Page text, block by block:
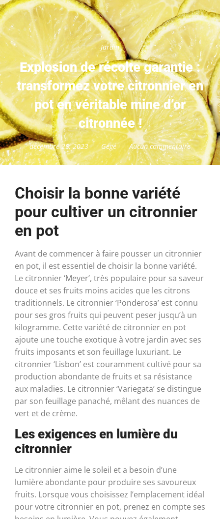
Jardin
Explosion de récolte garantie :
transformez votre citronnier en
pot en véritable mine d’or
citronnée !
décembre 25, 2023 Gégé Aucun commentaire
Choisir la bonne variété
pour cultiver un citronnier
en pot
Avant de commencer à faire pousser un citronnier
en pot, il est essentiel de choisir la bonne variété.
Le citronnier ‘Meyer’, très populaire pour sa saveur
douce et ses fruits moins acides que les citrons
traditionnels. Le citronnier ‘Ponderosa’ est connu
pour ses gros fruits qui peuvent peser jusqu’à un
kilogramme. Cette variété de citronnier en pot
ajoute une touche exotique à votre jardin avec ses
fruits imposants et son feuillage luxuriant. Le
citronnier ‘Lisbon’ est couramment cultivé pour sa
production abondante de fruits et sa résistance
aux maladies. Le citronnier ‘Variegata’ se distingue
par son feuillage panaché, mêlant des nuances de
vert et de crème.
Les exigences en lumière du
citronnier
Le citronnier aime le soleil et a besoin d’une
lumière abondante pour produire ses savoureux
fruits. Lorsque vous choisissez l’emplacement idéal
pour votre citronnier en pot, prenez en compte ses